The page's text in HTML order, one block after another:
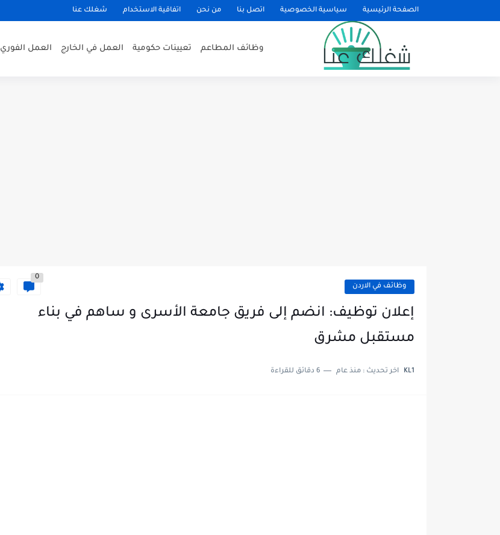
الصفحة الرئيسية سياسية الخصوصية اتصل بنا من نحن اتفاقية الاستخدام شغلك عنا
وظائف المطاعم تعيينات حكومية العمل في الخارج العمل الفوري
وظائف في الاردن
0
إعلان توظيف: انضم إلى فريق جامعة الأسرى و ساهم في بناء
مستقبل مشرق
KL1 اخر تحديث : منذ عام 6 دقائق للقراءة